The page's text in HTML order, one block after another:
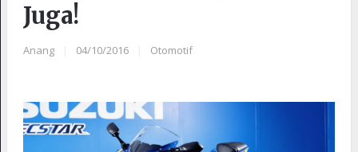
Juga!
Anang 04/10/2016 Otomotif